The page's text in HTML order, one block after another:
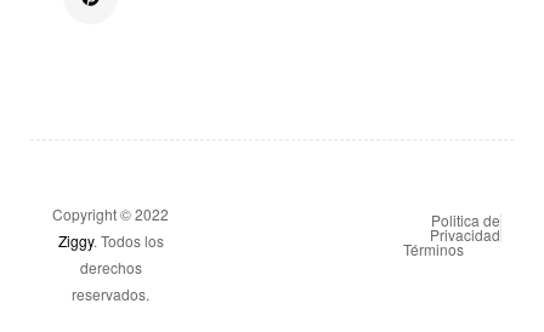
Copyright © 2022
Ziggy. Todos los
derechos
reservados.
Politica de
Privacidad
Términos